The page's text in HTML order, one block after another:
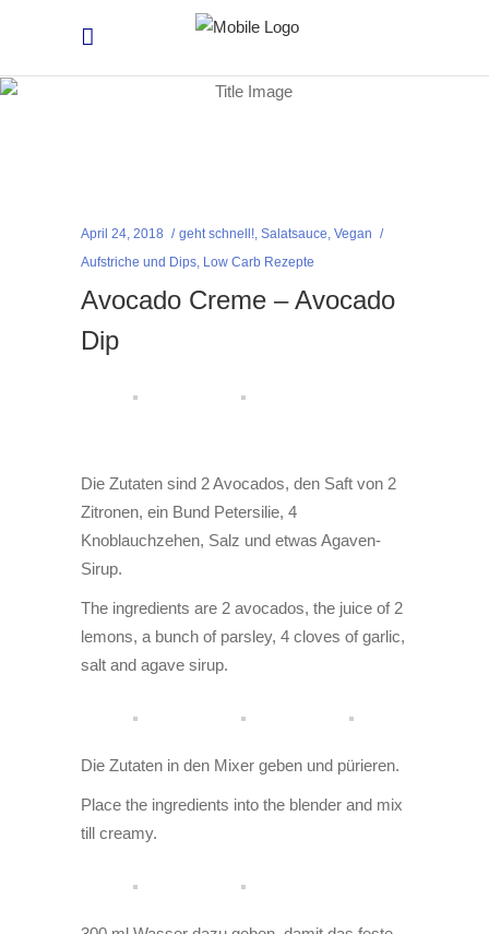
April 24, 2018 geht schnell!, Salatsauce, Vegan
Aufstriche und Dips, Low Carb Rezepte
Avocado Creme – Avocado
Dip
Die Zutaten sind 2 Avocados, den Saft von 2
Zitronen, ein Bund Petersilie, 4
Knoblauchzehen, Salz und etwas Agaven-
Sirup.
The ingredients are 2 avocados, the juice of 2
lemons, a bunch of parsley, 4 cloves of garlic,
salt and agave sirup.
Die Zutaten in den Mixer geben und pürieren.
Place the ingredients into the blender and mix
till creamy.